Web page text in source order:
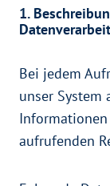
1.
Bei jedem
unser
Informationen
aufrufenden